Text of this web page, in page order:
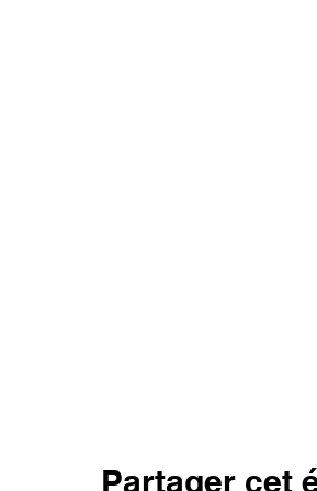
Partager cet